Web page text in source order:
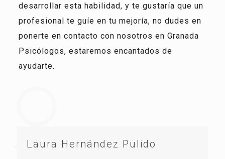
desarrollar esta habilidad, y te gustaría que un
profesional te guíe en tu mejoría, no dudes en
ponerte en contacto con nosotros en Granada
Psicólogos, estaremos encantados de
ayudarte.
Laura Hernández Pulido